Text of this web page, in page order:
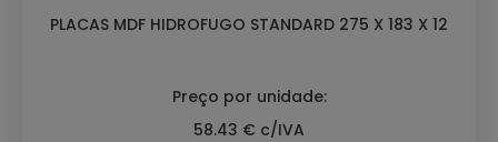
PLACAS MDF HIDROFUGO STANDARD 275 X 183 X 12
Preço por unidade:
58.43 € c/IVA